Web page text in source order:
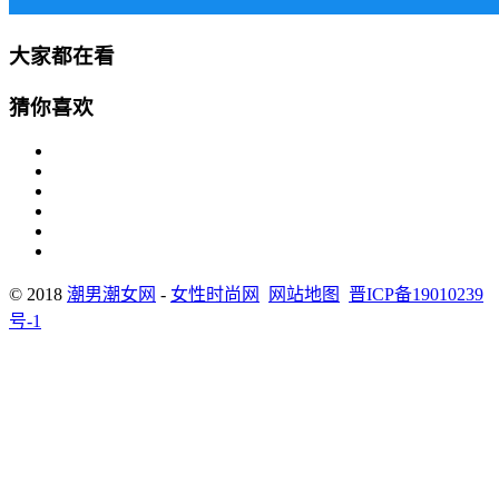
大家都在看
猜你喜欢
© 2018 潮男潮女网 - 女性时尚网 网站地图
晋ICP备19010239
号-1